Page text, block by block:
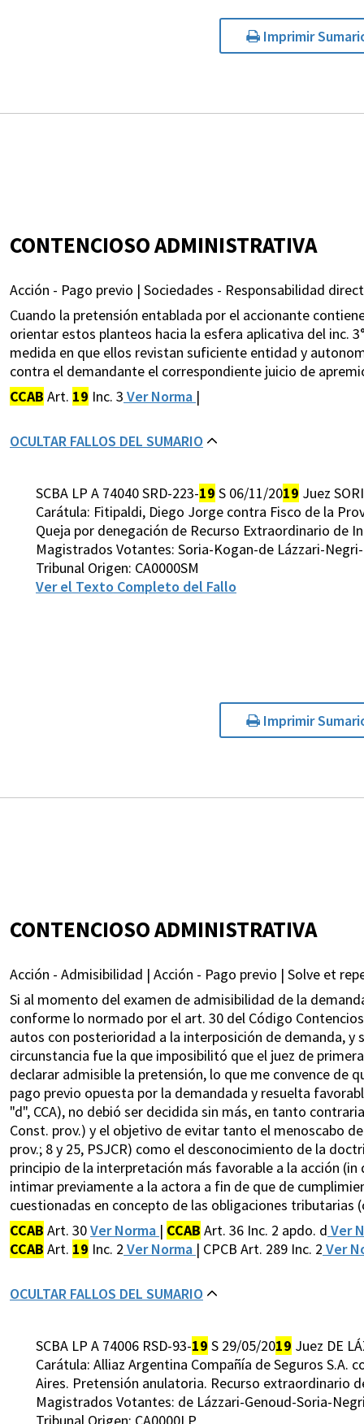
Imprimir
CONTENCIOSO ADMINISTRATIVA
Acción - Pago previo | Sociedades - Responsabilidad
Cuando la pretensión entablada por el accionante
orientar estos planteos hacia la esfera aplicativa del inc.
medida en que ellos revistan suficiente entidad y
contra el demandante el correspondiente juicio de
CCAB Art. 19 Inc. 3 Ver Norma |
OCULTAR FALLOS DEL SUMARIO
SCBA LP A 74040 SRD-223-19 S 06/11/2019 Juez
Carátula: Fitipaldi, Diego Jorge contra Fisco de la
Queja por denegación de Recurso Extraordinario de
Magistrados Votantes: Soria-Kogan-de Lázzari-
Tribunal Origen: CA0000SM
Ver el Texto Completo del Fallo
Imprimir
CONTENCIOSO ADMINISTRATIVA
Acción - Admisibilidad | Acción - Pago previo | Solve et
Si al momento del examen de admisibilidad de la
conforme lo normado por el art. 30 del Código
autos con posterioridad a la interposición de demanda,
circunstancia fue la que imposibilitó que el juez de
declarar admisible la pretensión, lo que me convence de
pago previo opuesta por la demandada y resuelta
"d", CCA), no debió ser decidida sin más, en tanto
Const. prov.) y el objetivo de evitar tanto el menoscabo
prov.; 8 y 25, PSJCR) como el desconocimiento de la
principio de la interpretación más favorable a la acción
intimar previamente a la actora a fin de que de
cuestionadas en concepto de las obligaciones tributarias
CCAB Art. 30Ver Norma | CCAB Art. 36 Inc. 2 apdo. d Ver
CCAB Art. 19 Inc. 2 Ver Norma | CPCB Art. 289 Inc. 2 Ver
OCULTAR FALLOS DEL SUMARIO
SCBA LP A 74006 RSD-93-19 S 29/05/2019 Juez DE
Carátula: Alliaz Argentina Compañía de Seguros S.A.
Aires. Pretensión anulatoria. Recurso extraordinario
Magistrados Votantes: de Lázzari-Genoud-Soria-